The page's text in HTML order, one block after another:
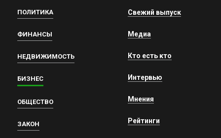
ПОЛИТИКА
ФИНАНСЫ
НЕДВИЖИМОСТЬ
БИЗНЕС
ОБЩЕСТВО
ЗАКОН
Свежий выпуск
Медиа
Кто есть кто
Интервью
Мнения
Рейтинги